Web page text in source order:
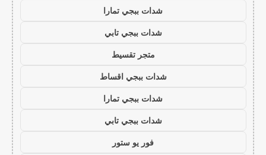
شدات ببجي تمارا
شدات ببجي تابي
متجر تقسيط
شدات ببجي اقساط
شدات ببجي تمارا
شدات ببجي تابي
فور يو ستور